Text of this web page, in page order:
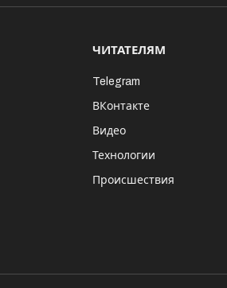
ЧИТАТЕЛЯМ
Telegram
ВКонтакте
Видео
Технологии
Происшествия